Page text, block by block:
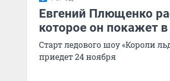
Евгений Плющенко
которое он покажет
Старт ледового шоу «Короли
приедет 24 ноября